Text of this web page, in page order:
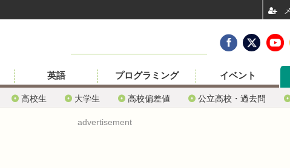
高校生 大学生 高校偏差値 公立高校・過去問
英語 プログラミング イベント
advertisement